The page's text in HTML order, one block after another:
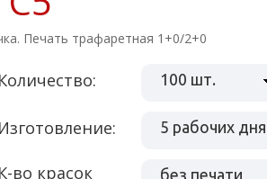
Печать трафаретная 1+0/2+0
Количество: 100 шт.
Изготовление: 5 рабочих дня
К-во красок
без печати